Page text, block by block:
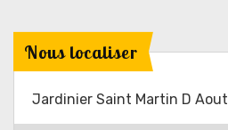
Nous localiser
Jardinier Saint Martin D Aout